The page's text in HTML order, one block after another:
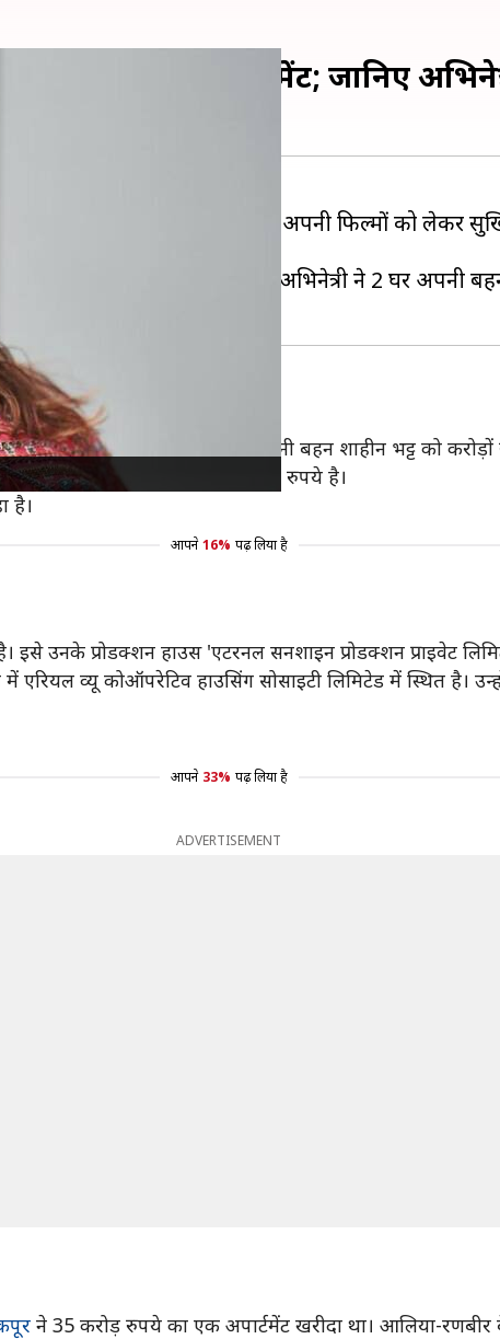
गिफ्ट किए 2 अपार्टमेंट; जानिए
पहचान बनाई है। यूं तो अमूमन वह अपनी फिल्मों को लेकर
है। इतना ही नहीं, इससे पहले अभिनेत्री ने 2 घर अपनी
कर रही हैं। उन्होंने इसी महीने अपनी बहन शाहीन भट्ट को
है, जिसकी कीमत लगभग 38 करोड़ रुपये है।
है।
आपने 16% पढ़ लिया है
इसे उनके प्रोडक्शन हाउस 'एटरनल सनशाइन प्रोडक्शन प्राइवेट
में एरियल व्यू कोऑपरेटिव हाउसिंग सोसाइटी लिमिटेड में स्थित
आपने 33% पढ़ लिया है
ADVERTISEMENT
ने 35 करोड़ रुपये का एक अपार्टमेंट खरीदा था। आलिया-रणबीर